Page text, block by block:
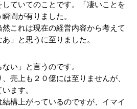
ていてのことです。「凄いことを
間が有りました。
これは現在の経営内容から考えて
」と思うに至りました。
い」と言うのです。
売上も２０億には至りませんが、
ます。
構上がっているのですが、イマイ